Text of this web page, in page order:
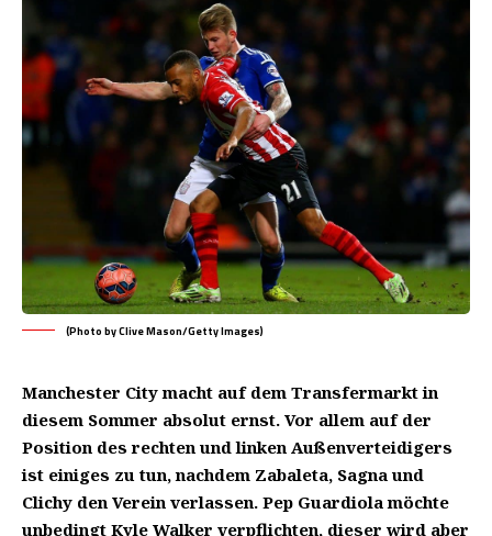
(Photo by Clive Mason/Getty Images)
Manchester City macht auf dem Transfermarkt in
diesem Sommer absolut ernst. Vor allem auf der
Position des rechten und linken Außenverteidigers
ist einiges zu tun, nachdem Zabaleta, Sagna und
Clichy den Verein verlassen. Pep Guardiola möchte
unbedingt Kyle Walker verpflichten, dieser wird aber